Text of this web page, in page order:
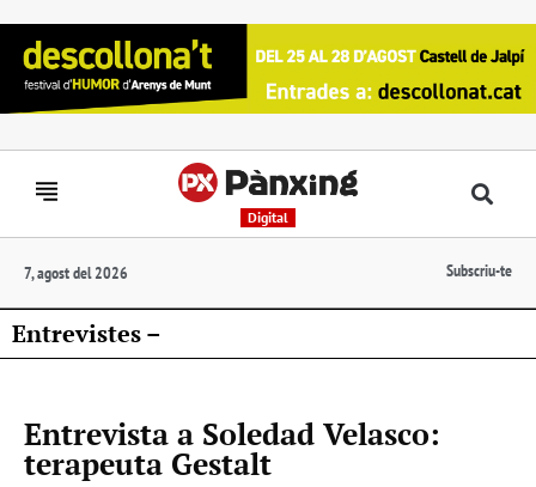
Digital
7, agost del 2026 Subscriu-te
Entrevistes –
Entrevista a Soledad Velasco:
terapeuta Gestalt